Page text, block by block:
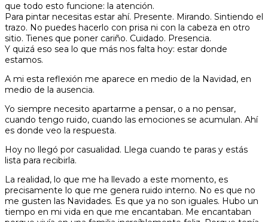
que todo esto funcione: la atención.
Para pintar necesitas estar ahí. Presente. Mirando. Sintiendo el
trazo. No puedes hacerlo con prisa ni con la cabeza en otro
sitio. Tienes que poner cariño. Cuidado. Presencia.
Y quizá eso sea lo que más nos falta hoy: estar donde
estamos.
A mi esta reflexión me aparece en medio de la Navidad, en
medio de la ausencia.
Yo siempre necesito apartarme a pensar, o a no pensar,
cuando tengo ruido, cuando las emociones se acumulan. Ahí
es donde veo la respuesta.
Hoy no llegó por casualidad. Llega cuando te paras y estás
lista para recibirla.
La realidad, lo que me ha llevado a este momento, es
precisamente lo que me genera ruido interno. No es que no
me gusten las Navidades. Es que ya no son iguales. Hubo un
tiempo en mi vida en que me encantaban. Me encantaban